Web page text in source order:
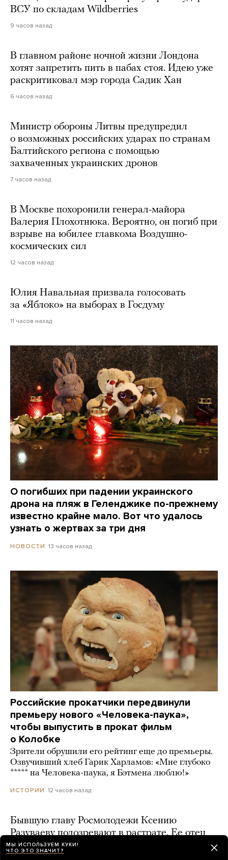
ВСУ по складам Wildberries
9 часов назад
В главном районе ночной жизни Лондона
хотят запретить пить в пабах стоя. Идею уже
раскритиковал мэр города Садик Хан
6 часов назад
Министр обороны Литвы предупредил
о возможных российских ударах по странам
Балтийского региона с помощью
захваченных украинских дронов
7 часов назад
В Москве похоронили генерал-майора
Валерия Плохотнюка. Вероятно, он погиб при
взрыве на юбилее главкома Воздушно-
космических сил
12 часов назад
Юлия Навальная призвала голосовать
за «Яблоко» на выборах в Госдуму
11 часов назад
О погибших при падении украинского
дрона на пляж в Геленджике по-прежнему
известно крайне мало. Вот что удалось
узнать о жертвах за три дня
НОВОСТИ 13 часов назад
Российские прокатчики передвинули
премьеру нового «Человека-паука»,
чтобы выпустить в прокат фильм
о Колобке
Зрители обрушили его рейтинг еще до премьеры.
Озвучивший хлеб Гарик Харламов: «Мне глубоко
***** на Человека-паука, я Бэтмена люблю!»
ИСТОРИИ 12 часов назад
Бывшую главу Росмолодежи Ксению
Разуваеву подозревают в растрате. Ее отец
в июне получил срок за мошенничество
МЫ ИСПОЛЬЗУЕМ КУКИ!
ЧТО ЭТО ЗНАЧИТ?